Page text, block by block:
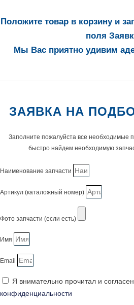
Положите товар в корзину и
поля
Мы Вас приятно удивим
ЗАЯВКА НА
Заполните пожалуйста все
быстро найдем необходимую
Наименование запчасти
Артикул (каталожный номер)
Фото запчасти (если есть)
Имя
Email
Я внимательно прочитал и
конфиденциальности